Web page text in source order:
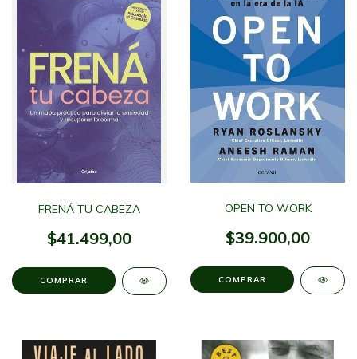
FRENÁ TU CABEZA
$41.499,00
OPEN TO WORK
$39.900,00